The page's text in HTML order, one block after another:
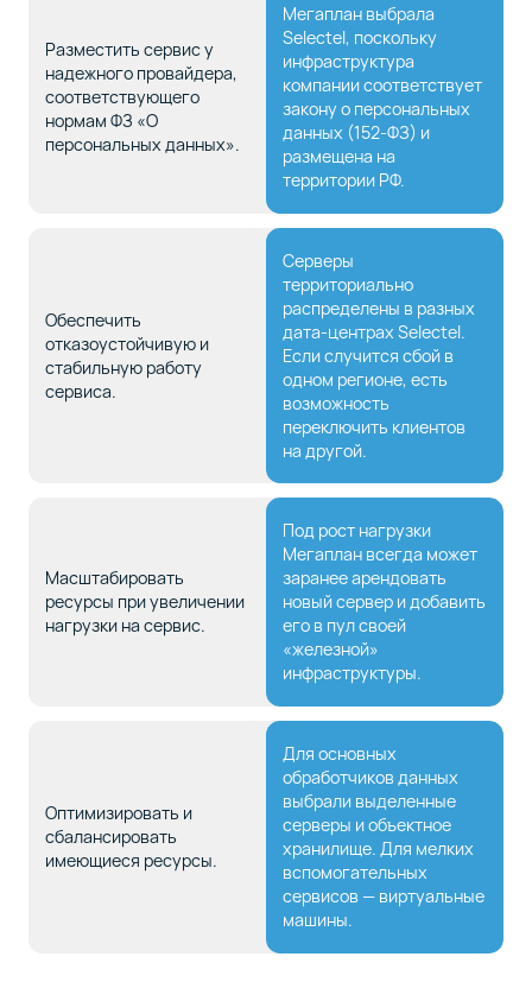
Разместить сервис у
надежного провайдера,
соответствующего
нормам ФЗ «О
персональных данных».
Мегаплан выбрала
Selectel, поскольку
инфраструктура
компании соответствует
закону о персональных
данных (152-ФЗ) и
размещена на
территории РФ.
Обеспечить
отказоустойчивую и
стабильную работу
сервиса.
Серверы
территориально
распределены в разных
дата-центрах Selectel.
Если случится сбой в
одном регионе, есть
возможность
переключить клиентов
на другой.
Масштабировать
ресурсы при увеличении
нагрузки на сервис.
Под рост нагрузки
Мегаплан всегда может
заранее арендовать
новый сервер и добавить
его в пул своей
«железной»
инфраструктуры.
Оптимизировать и
сбалансировать
имеющиеся ресурсы.
Для основных
обработчиков данных
выбрали выделенные
серверы и объектное
хранилище. Для мелких
вспомогательных
сервисов — виртуальные
машины.